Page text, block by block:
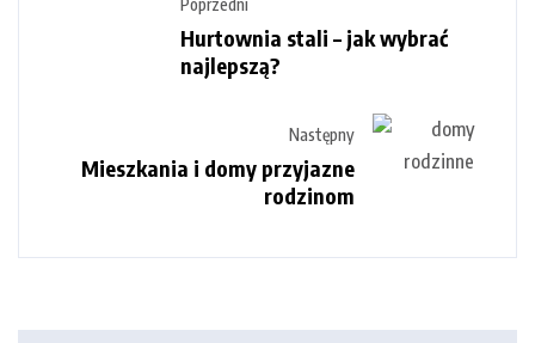
Hurtownia stali – jak wybrać
najlepszą?
Następny
Mieszkania i domy przyjazne
rodzinom